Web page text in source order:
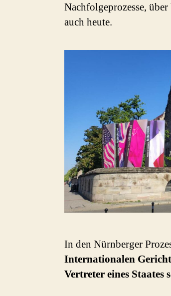
Nachfolgeprozesse,
auch heute.
In den Nürnberger
Internationalen
Vertreter eines Staates